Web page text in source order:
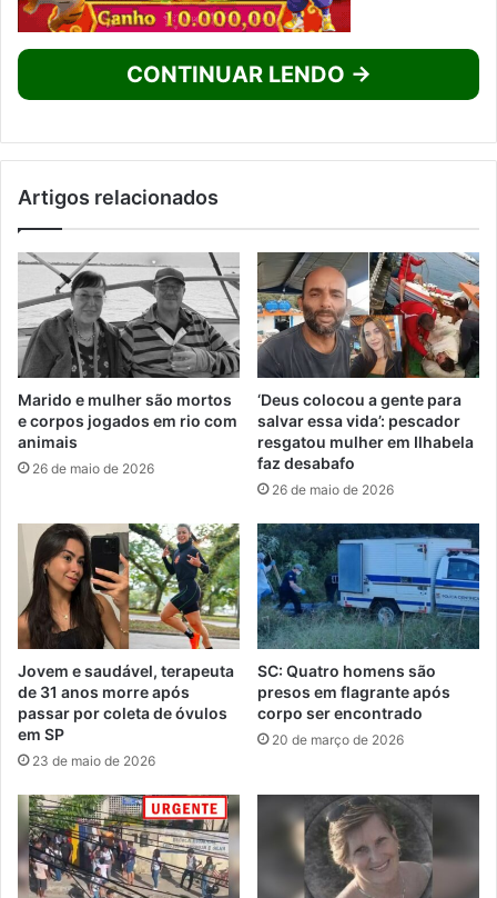
CONTINUAR LENDO →
Artigos relacionados
Marido e mulher são mortos
e corpos jogados em rio com
animais
26 de maio de 2026
‘Deus colocou a gente para
salvar essa vida’: pescador
resgatou mulher em Ilhabela
faz desabafo
26 de maio de 2026
Jovem e saudável, terapeuta
de 31 anos morre após
passar por coleta de óvulos
em SP
23 de maio de 2026
SC: Quatro homens são
presos em flagrante após
corpo ser encontrado
20 de março de 2026